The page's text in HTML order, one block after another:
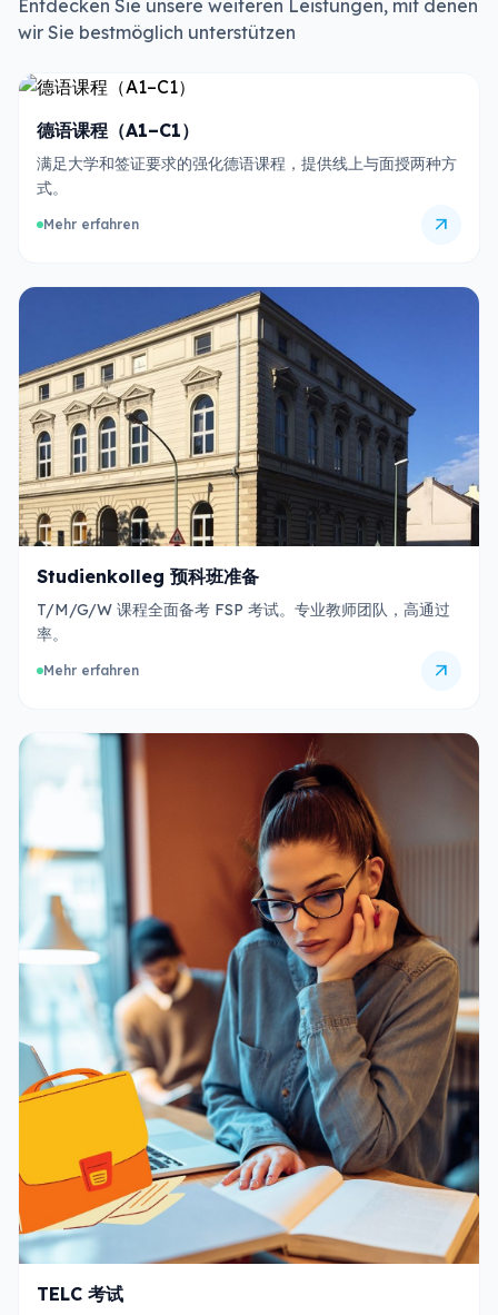
Entdecken Sie unsere weiteren Leistungen, mit denen
wir Sie bestmöglich unterstützen
德语课程（A1–C1）
满足大学和签证要求的强化德语课程，提供线上与面授两种方
式。
Mehr erfahren arrow_outward
Studienkolleg 预科班准备
T/M/G/W 课程全面备考 FSP 考试。专业教师团队，高通过
率。
Mehr erfahren arrow_outward
TELC 考试